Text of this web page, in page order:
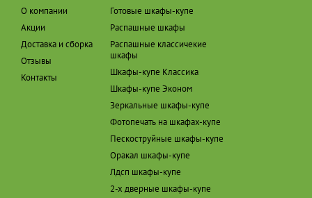
О компании
Акции
Доставка и сборка
Отзывы
Контакты
Готовые шкафы-купе
Распашные шкафы
Распашные классичекие
шкафы
Шкафы-купе Классика
Шкафы-купе Эконом
Зеркальные шкафы-купе
Фотопечать на шкафах-купе
Пескоструйные шкафы-купе
Оракал шкафы-купе
Лдсп шкафы-купе
2-х дверные шкафы-купе